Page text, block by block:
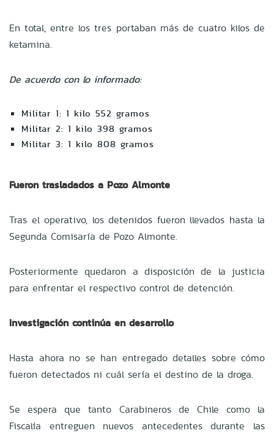
En total, entre los tres portaban más de cuatro kilos de
ketamina.
De acuerdo con lo informado:
Militar 1: 1 kilo 552 gramos
Militar 2: 1 kilo 398 gramos
Militar 3: 1 kilo 808 gramos
Fueron trasladados a Pozo Almonte
Tras el operativo, los detenidos fueron llevados hasta la
Segunda Comisaría de Pozo Almonte.
Posteriormente quedaron a disposición de la justicia
para enfrentar el respectivo control de detención.
Investigación continúa en desarrollo
Hasta ahora no se han entregado detalles sobre cómo
fueron detectados ni cuál sería el destino de la droga.
Se espera que tanto Carabineros de Chile como la
Fiscalía entreguen nuevos antecedentes durante las